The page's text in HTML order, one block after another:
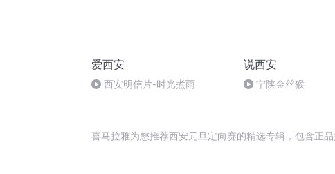
爱西安
西安明信片-时光煮雨
说西安
宁陕金丝猴
喜马拉雅为您推荐西安元旦定向赛的精选专辑，包含正